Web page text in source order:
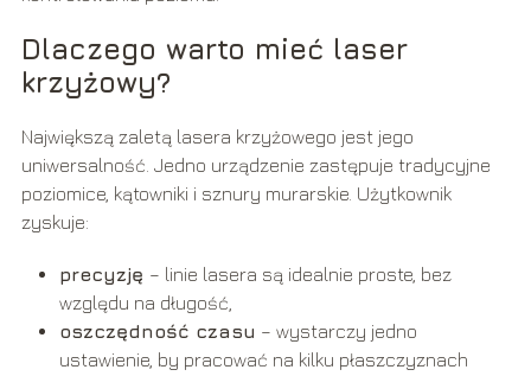
Dlaczego warto mieć laser
krzyżowy?
Największą zaletą lasera krzyżowego jest jego
uniwersalność. Jedno urządzenie zastępuje tradycyjne
poziomice, kątowniki i sznury murarskie. Użytkownik
zyskuje:
precyzję – linie lasera są idealnie proste, bez
względu na długość,
oszczędność czasu – wystarczy jedno
ustawienie, by pracować na kilku płaszczyznach